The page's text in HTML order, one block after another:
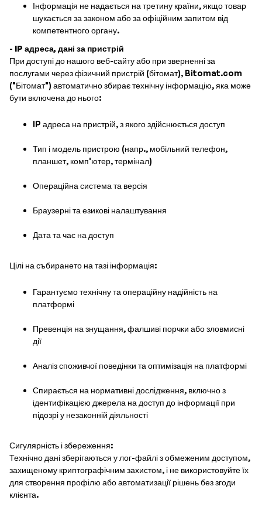
Інформація не надається на третину країни, якщо товар
шукається за законом або за офіційним запитом від
компетентного органу.
- IP адреса, дані за пристрій
При доступі до нашого веб-сайту або при зверненні за
послугами через фізичний пристрій (бітомат), Bitomat.com
("Бітомат") автоматично збирає технічну інформацію, яка може
бути включена до нього:
IP адреса на пристрій, з якого здійснюється доступ
Тип і модель пристрою (напр., мобільний телефон,
планшет, комп'ютер, термінал)
Операційна система та версія
Браузерні та езикові налаштування
Дата та час на доступ
Цілі на събирането на тазі інформація:
Гарантуємо технічну та операційну надійність на
платформі
Превенція на знущання, фалшиві порчки або зловмисні
дії
Аналіз споживчої поведінки та оптимізація на платформі
Спирається на нормативні дослідження, включно з
ідентифікацією джерела на доступ до інформації при
підозрі у незаконній діяльності
Сигулярність і збереження:
Технічно дані зберігаються у лог-файлі з обмеженим доступом,
захищеному криптографічним захистом, і не використовуйте їх
для створення профілю або автоматизації рішень без згоди
клієнта.